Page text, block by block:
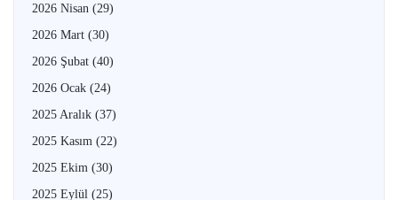
2026 Nisan (29)
2026 Mart (30)
2026 Şubat (40)
2026 Ocak (24)
2025 Aralık (37)
2025 Kasım (22)
2025 Ekim (30)
2025 Eylül (25)